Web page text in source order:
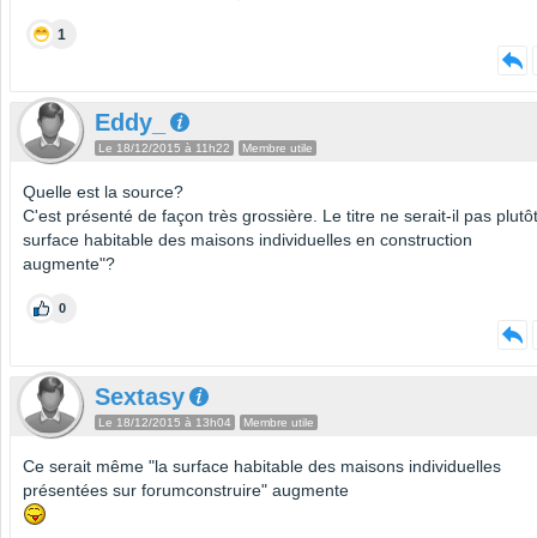
1
Eddy_
Le 18/12/2015 à 11h22 Membre utile
Quelle est la source?
C'est présenté de façon très grossière. Le titre ne serait-il pas
surface habitable des maisons individuelles en construction
augmente"?
0
Sextasy
Le 18/12/2015 à 13h04 Membre utile
Ce serait même "la surface habitable des maisons individuelles
présentées sur forumconstruire" augmente